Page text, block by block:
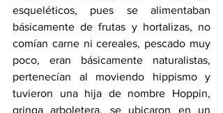
esqueléticos, pues se alimentaban
básicamente de frutas y hortalizas, no
comían carne ni cereales, pescado muy
poco, eran básicamente naturalistas,
pertenecían al moviendo hippismo y
tuvieron una hija de nombre Hoppin,
gringa arboletera, se ubicaron en un